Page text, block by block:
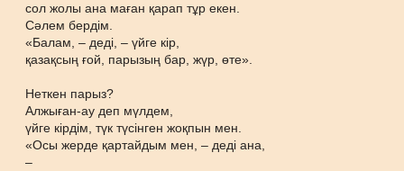
сол жолы ана маған қарап тұр екен.
Сәлем бердім.
«Балам, – деді, – үйге кір,
қазақсың ғой, парызың бар, жүр, өте».
Неткен парыз?
Алжыған-ау деп мүлдем,
үйге кірдім, түк түсінген жоқпын мен.
«Осы жерде қартайдым мен, – деді ана,
–